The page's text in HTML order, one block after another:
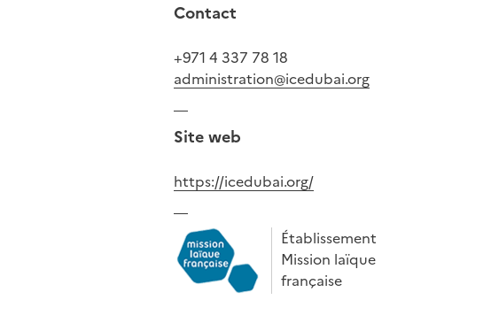
Contact
+971 4 337 78 18
administration@icedubai.org
Site web
https://icedubai.org/
Établissement
Mission laïque
française